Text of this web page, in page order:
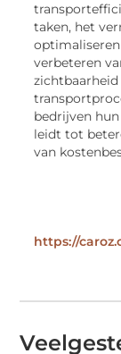
taken, het
verbeteren
bedrijven
leidt tot
van
https://